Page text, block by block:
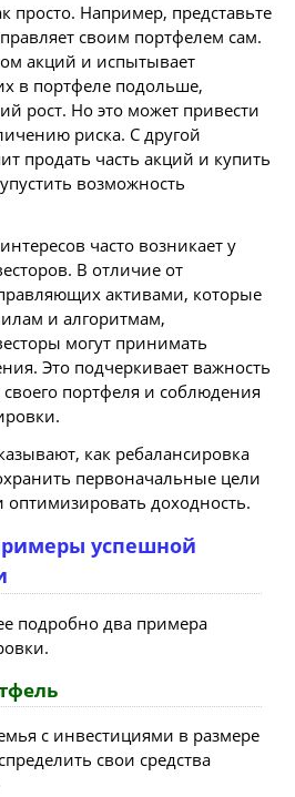
просто. Например, представьте
своим портфелем сам.
акций и испытывает
в портфеле подольше,
рост. Но это может привести
риска. С другой
продать часть акций и купить
возможность
часто возникает у
В отличие от
активами, которые
и алгоритмам,
могут принимать
Это подчеркивает важность
портфеля и соблюдения
как ребалансировка
первоначальные цели
доходность.
успешной
подробно два примера
с инвестициями в размере
свои средства